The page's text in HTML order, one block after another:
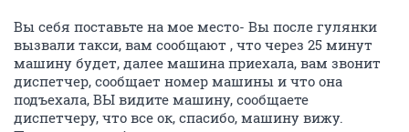
Вы себя поставьте на мое место- Вы после гулянки
вызвали такси, вам сообщают , что через 25 минут
машину будет, далее машина приехала, вам звонит
диспетчер, сообщает номер машины и что она
подъехала, ВЫ видите машину, сообщаете
диспетчеру, что все ок, спасибо, машину вижу.